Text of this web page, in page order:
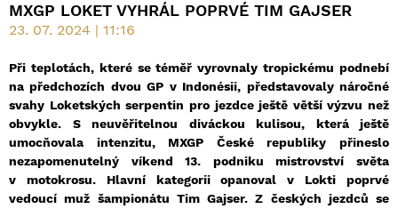
MXGP LOKET VYHRÁL POPRVÉ TIM GAJSER
23. 07. 2024 | 11:16
Při teplotách, které se téměř vyrovnaly tropickému podnebí
na předchozích dvou GP v Indonésii, představovaly náročné
svahy Loketských serpentin pro jezdce ještě větší výzvu než
obvykle. S neuvěřitelnou diváckou kulisou, která ještě
umocňovala intenzitu, MXGP České republiky přineslo
nezapomenutelný víkend 13. podniku mistrovství světa
v motokrosu. Hlavní kategorii opanoval v Lokti poprvé
vedoucí muž šampionátu Tim Gajser. Z českých jezdců se